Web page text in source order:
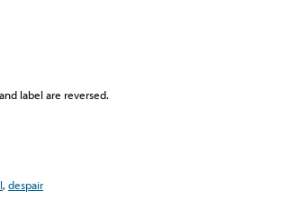
label are reversed.
,despair